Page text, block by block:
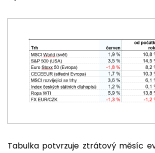
Tabulka potvrzuje ztrátový měsíc